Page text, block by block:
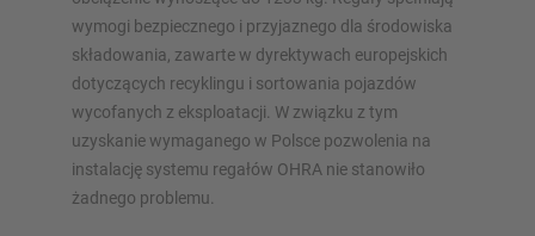
wymogi bezpiecznego i przyjaznego dla środowiska
składowania, zawarte w dyrektywach europejskich
dotyczących recyklingu i sortowania pojazdów
wycofanych z eksploatacji. W związku z tym
uzyskanie wymaganego w Polsce pozwolenia na
instalację systemu regałów OHRA nie stanowiło
żadnego problemu.